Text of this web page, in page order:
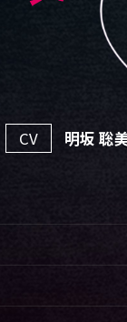
CV 明坂 聡